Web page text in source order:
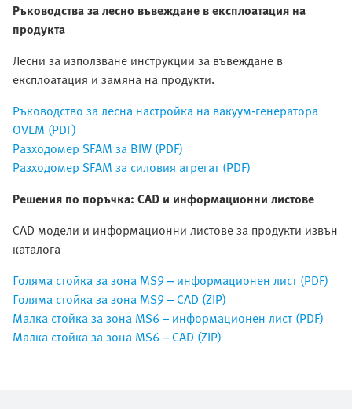
Ръководства за лесно въвеждане в експлоатация на
продукта
Лесни за използване инструкции за въвеждане в
експлоатация и замяна на продукти.
Ръководство за лесна настройка на вакуум-генератора
OVEM (PDF)
Разходомер SFAM за BIW (PDF)
Разходомер SFAM за силовия агрегат (PDF)
Решения по поръчка: CAD и информационни листове
CAD модели и информационни листове за продукти извън
каталога
Голяма стойка за зона MS9 – информационен лист (PDF)
Голяма стойка за зона MS9 – CAD (ZIP)
Малка стойка за зона MS6 – информационен лист (PDF)
Малка стойка за зона MS6 – CAD (ZIP)